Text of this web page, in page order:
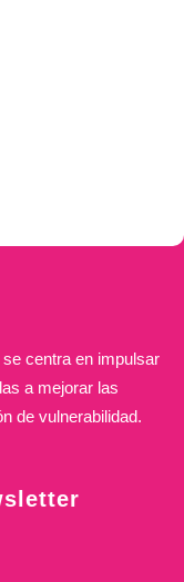
centra en impulsar
a mejorar las
de vulnerabilidad.